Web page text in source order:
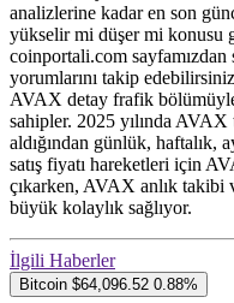
analizlerine kadar en son
yükselir mi düşer mi konusu
coinportali.com
yorumlarını takip
AVAX detay frafik
sahipler. 2025 yılında AVAX
aldığından günlük, haftalık,
satış fiyatı hareketleri için
çıkarken, AVAX anlık
büyük kolaylık sağlıyor.
İlgili Haberler
Bitcoin $64,096.52 0.88%